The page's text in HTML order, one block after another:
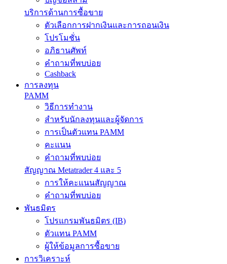
บริการด้านการซื้อขาย
ตัวเลือกการฝากเงินและการถอนเงิน
โปรโมชั่น
อภิธานศัพท์
คำถามที่พบบ่อย
Cashback
การลงทุน
PAMM
วิธีการทำงาน
สำหรับนักลงทุนและผู้จัดการ
การเป็นตัวแทน PAMM
คะแนน
คำถามที่พบบ่อย
สัญญาณ Metatrader 4 และ 5
การให้คะแนนสัญญาณ
คำถามที่พบบ่อย
พันธมิตร
โปรแกรมพันธมิตร (IB)
ตัวแทน PAMM
ผู้ให้ข้อมูลการซื้อขาย
การวิเคราะห์